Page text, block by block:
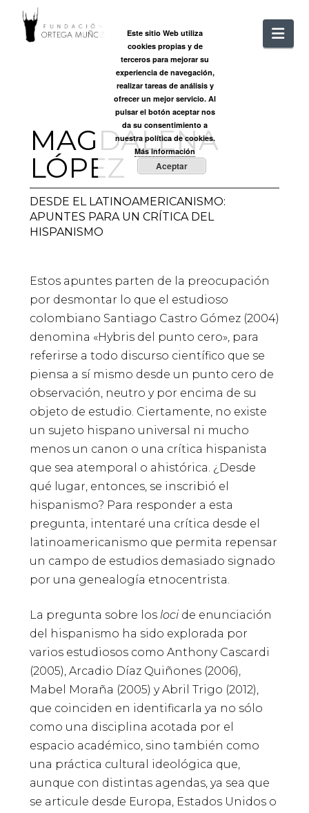
ORTEGA
MUÑOZ
MAGDALENA
LÓPEZ
DESDE EL LATINOAMERICANISMO:
APUNTES PARA UN CRÍTICA DEL
HISPANISMO
Estos apuntes parten de la preocupación
por desmontar lo que el estudioso
colombiano Santiago Castro Gómez (2004)
denomina «Hybris del punto cero», para
referirse a todo discurso científico que se
piensa a sí mismo desde un punto cero de
observación, neutro y por encima de su
objeto de estudio. Ciertamente, no existe
un sujeto hispano universal ni mucho
menos un canon o una crítica hispanista
que sea atemporal o ahistórica. ¿Desde
qué lugar, entonces, se inscribió el
hispanismo? Para responder a esta
pregunta, intentaré una crítica desde el
latinoamericanismo que permita repensar
un campo de estudios demasiado signado
por una genealogía etnocentrista.
La pregunta sobre los locide enunciación
del hispanismo ha sido explorada por
varios estudiosos como Anthony Cascardi
(2005), Arcadio Díaz Quiñones (2006),
Mabel Moraña (2005) y Abril Trigo (2012),
que coinciden en identificarla ya no sólo
como una disciplina acotada por el
espacio académico, sino también como
una práctica cultural ideológica que,
aunque con distintas agendas, ya sea que
se articule desde Europa, Estados Unidos o
Este sitio Web utiliza
cookies propias y de
terceros para mejorar su
experiencia de navegación,
realizar tareas de análisis y
ofrecer un mejor servicio. Al
pulsar el botón aceptar nos
da su consentimiento a
nuestra política de cookies.
Más información
Aceptar